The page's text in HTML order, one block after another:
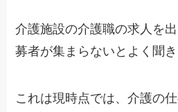
介護施設の介護職の求人を
募者が集まらないとよく聞き
これは現時点では、介護の